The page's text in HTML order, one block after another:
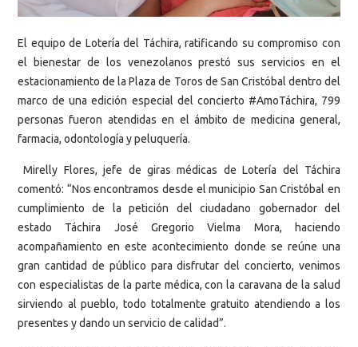
El equipo de Lotería del Táchira, ratificando su compromiso con
el bienestar de los venezolanos prestó sus servicios en el
estacionamiento de la Plaza de Toros de San Cristóbal dentro del
marco de una edición especial del concierto #AmoTáchira, 799
personas fueron atendidas en el ámbito de medicina general,
farmacia, odontología y peluquería.
Mirelly Flores, jefe de giras médicas de Lotería del Táchira
comentó: “Nos encontramos desde el municipio San Cristóbal en
cumplimiento de la petición del ciudadano gobernador del
estado Táchira José Gregorio Vielma Mora, haciendo
acompañamiento en este acontecimiento donde se reúne una
gran cantidad de público para disfrutar del concierto, venimos
con especialistas de la parte médica, con la caravana de la salud
sirviendo al pueblo, todo totalmente gratuito atendiendo a los
presentes y dando un servicio de calidad”.